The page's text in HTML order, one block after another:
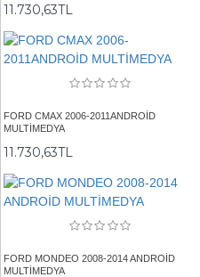
11.730,63TL
FORD CMAX 2006-2011ANDROİD
MULTİMEDYA
11.730,63TL
FORD MONDEO 2008-2014 ANDROİD
MULTİMEDYA